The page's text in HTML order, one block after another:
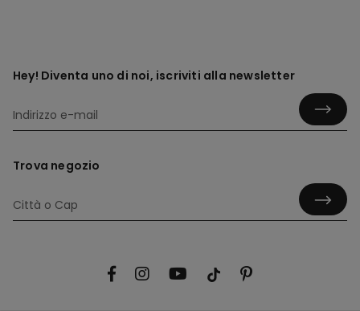
Hey! Diventa uno di noi, iscriviti alla newsletter
Trova negozio